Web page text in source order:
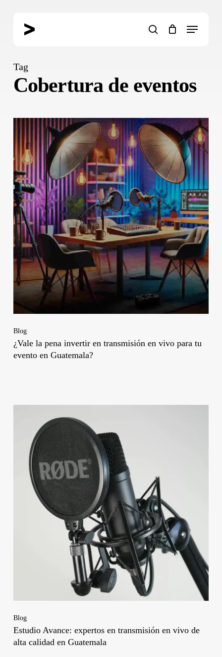
search
Menu
Tag
Cobertura de eventos
Blog
¿Vale la pena invertir en transmisión en vivo para tu
evento en Guatemala?
Blog
Estudio Avance: expertos en transmisión en vivo de
alta calidad en Guatemala